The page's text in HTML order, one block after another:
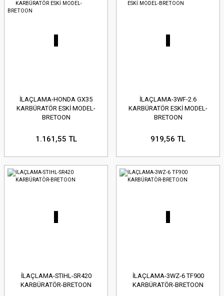
İLAÇLAMA-HONDA GX35
KARBÜRATÖR ESKİ MODEL-
BRETOON
1.161,55 TL
İLAÇLAMA-3WF-2.6
KARBÜRATÖR ESKİ MODEL-
BRETOON
919,56 TL
İLAÇLAMA-STIHL-SR420
KARBÜRATÖR-BRETOON
İLAÇLAMA-3WZ-6 TF900
KARBÜRATÖR-BRETOON